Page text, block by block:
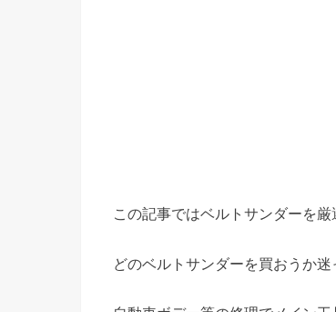
この記事ではベルトサンダーを厳
どのベルトサンダーを買おうか